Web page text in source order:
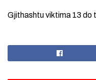
Gjithashtu viktima 13 do